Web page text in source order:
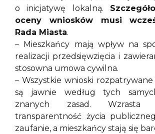
o inicjatywę lokalną.
oceny wniosków musi
Rada Miasta.
– Mieszkańcy mają wpływ na
realizacji przedsięwzięcia i
stosowna umowa cywilna.
– Wszystkie wnioski
są jawnie według tych
znanych zasad.
transparentność życia
zaufanie, a mieszkańcy stają się